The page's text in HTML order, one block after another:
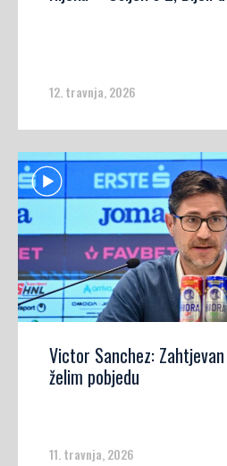
12. travnja, 2026
Victor Sanchez:
želim pobjedu
11. travnja, 2026